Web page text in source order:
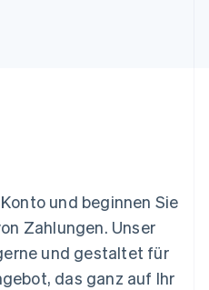
und beginnen Sie
Zahlungen. Unser
und gestaltet für
das ganz auf Ihr